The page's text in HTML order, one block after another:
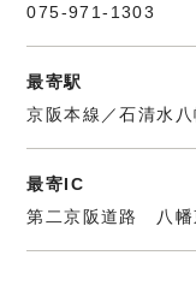
075-971-1303
最寄駅
京阪本線／石清水
最寄IC
第二京阪道路 八幡